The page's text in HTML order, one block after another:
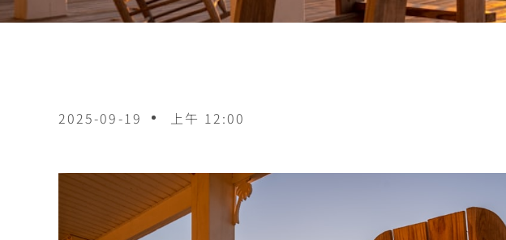
2025-09-19 上午 12:00